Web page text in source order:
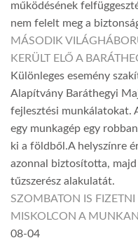
működésének
nem felelt meg a
MÁSODIK
KERÜLT ELŐ A
Különleges esemény
Alapítvány Baráthegyi
fejlesztési munkálatokat.
egy munkagép egy
ki a földből.A helyszínre
azonnal biztosította,
tűzszerész alakulatát.
SZOMBATON IS FIZETNI
MISKOLCON A
08-04